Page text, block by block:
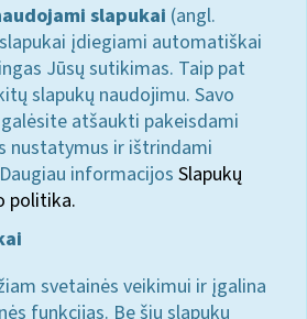
slapukai (angl.
įdiegiami automatiškai
Jūsų sutikimas. Taip pat
slapukų naudojimu. Savo
atšaukti pakeisdami
nustatymus ir ištrindami
informacijos Slapukų
politika.
svetainės veikimui ir įgalina
funkcijas. Be šių slapukų